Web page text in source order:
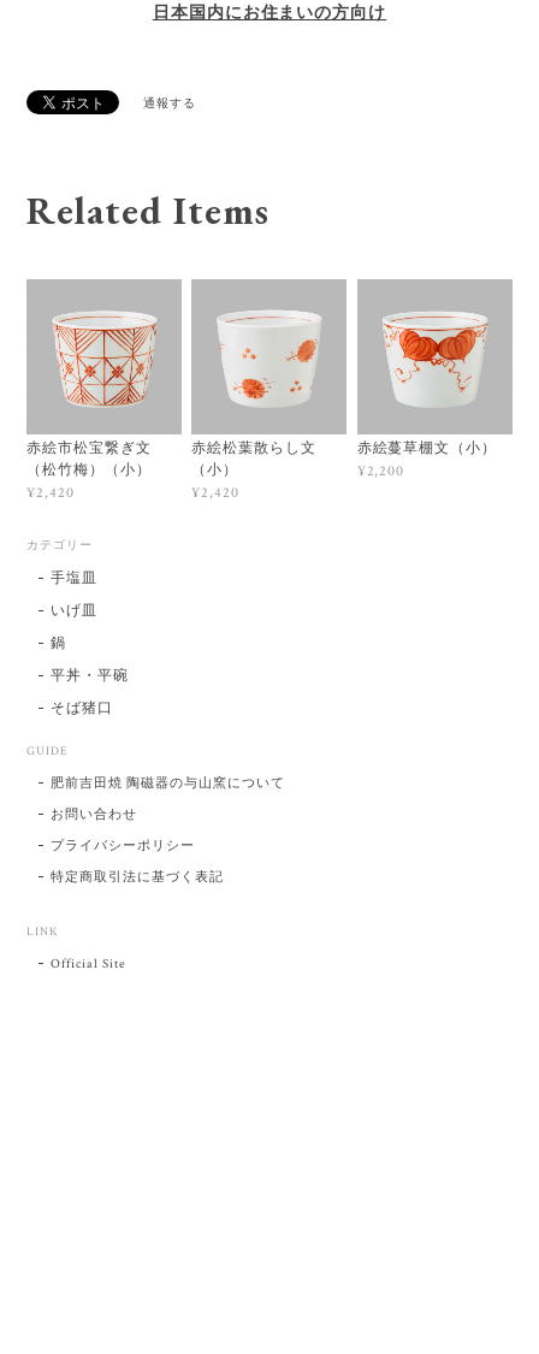
日本国内にお住まいの方向け
通報する
Related Items
赤絵市松宝繋ぎ文
（松竹梅）（小）
¥2,420
赤絵松葉散らし文
（小）
¥2,420
赤絵蔓草棚文（小）
¥2,200
カテゴリー
手塩皿
いげ皿
鍋
平丼・平碗
そば猪口
GUIDE
肥前吉田焼 陶磁器の与山窯について
お問い合わせ
プライバシーポリシー
特定商取引法に基づく表記
LINK
Official Site